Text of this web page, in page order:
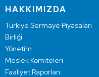
HAKKIMIZDA
Türkiye Sermaye Piyasaları
Birliği
Yönetim
Meslek Komiteleri
Faaliyet Raporları